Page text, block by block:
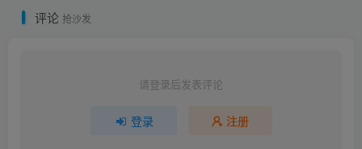
评论 抢沙发
请登录后发表评论
登录 注册